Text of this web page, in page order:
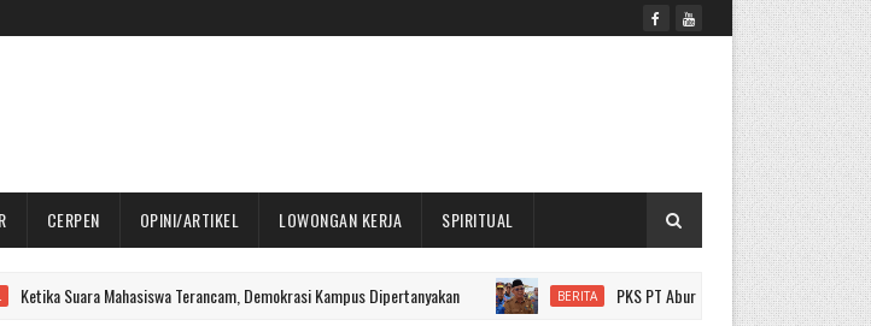
CERPEN OPINI/ARTIKEL LOWONGAN KERJA SPIRITUAL
Mahasiswa Terancam, Demokrasi Kampus Dipertanyakan BERITA PKS PT Aburahmi Belum Beroperasi Penuh,